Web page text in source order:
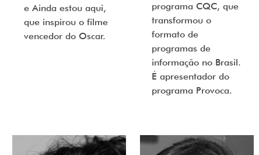
e Ainda estou aqui,
que inspirou o filme
vencedor do Oscar.
programa CQC, que
transformou o
formato de
programas de
informação no Brasil.
É apresentador do
programa Provoca.